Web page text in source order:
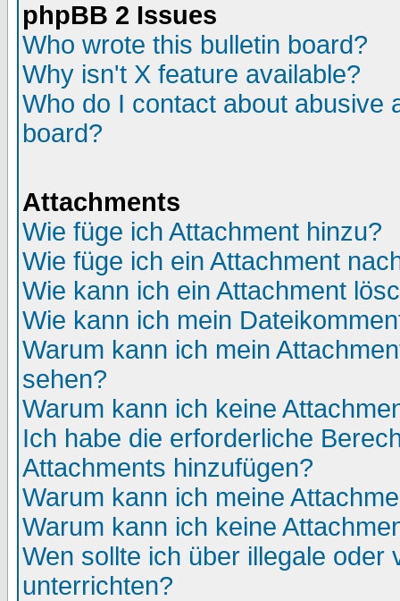
phpBB 2 Issues
Who wrote this bulletin board?
Why isn't X feature available?
Who do I contact about abusive
board?
Attachments
Wie füge ich Attachment hinzu?
Wie füge ich ein Attachment
Wie kann ich ein Attachment
Wie kann ich mein
Warum kann ich mein
sehen?
Warum kann ich keine
Ich habe die erforderliche
Attachments hinzufügen?
Warum kann ich meine
Warum kann ich keine
Wen sollte ich über illegale oder
unterrichten?